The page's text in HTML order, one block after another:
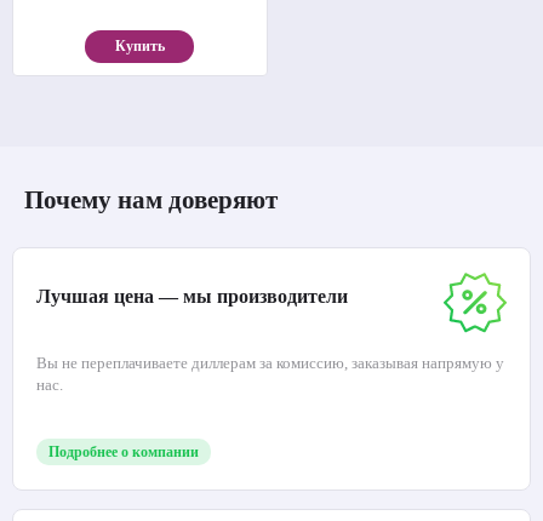
Купить
Почему нам доверяют
Лучшая цена — мы производители
Вы не переплачиваете диллерам за комиссию, заказывая напрямую у
нас.
Подробнее о компании